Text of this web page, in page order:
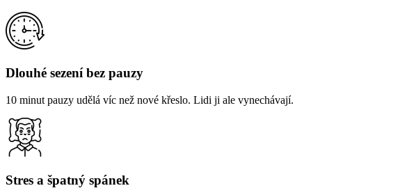
Dlouhé sezení bez pauzy
10 minut pauzy udělá víc než nové křeslo. Lidi ji ale vynechávají.
Stres a špatný spánek